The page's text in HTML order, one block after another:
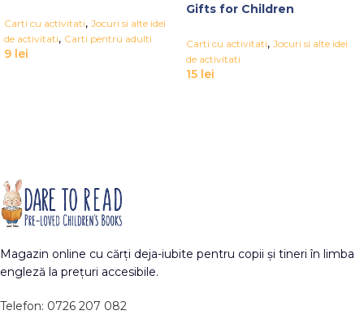
Carti cu activitati, Jocuri si alte idei
de activitati, Carti pentru adulti
9 lei
Gifts for Children
Carti cu activitati, Jocuri si alte idei
de activitati
15 lei
Magazin online cu cărți deja-iubite pentru copii și tineri în limba
engleză la prețuri accesibile.
Telefon: 0726 207 082